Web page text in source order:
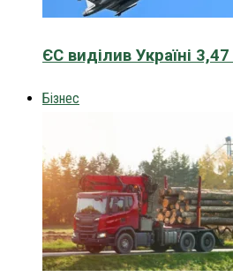
ЄС виділив Україні
Бізнес